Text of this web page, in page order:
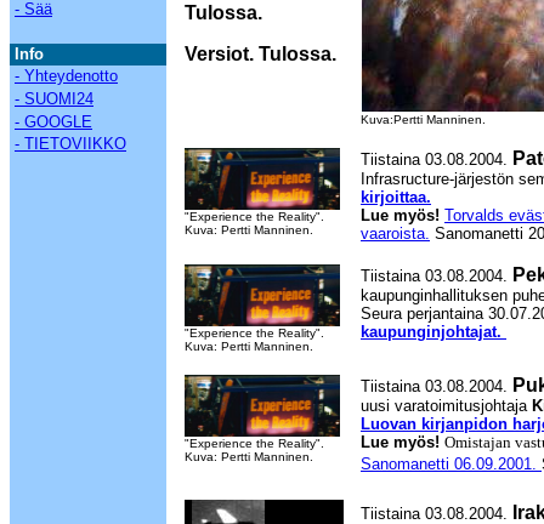
- Sää
Info
- Yhteydenotto
- SUOMI24
- GOOGLE
- TIETOVIIKKO
Tulossa.
Versiot. Tulossa.
Kuva:Pertti Manninen.
"Experience the Reality".
Kuva: Pertti Manninen.
Tiistaina 03.08.2004.
Infrasructure-järjestön
kirjoittaa.
Lue myös! Torvalds
vaaroista. Sanomanetti
"Experience the Reality".
Kuva: Pertti Manninen.
Tiistaina 03.08.2004.
kaupunginhallituksen
Seura perjantaina
kaupunginjohtajat.
"Experience the Reality".
Kuva: Pertti Manninen.
Tiistaina 03.08.2004.
uusi varatoimitusjohtaja
Luovan kirjanpidon
Lue myös! Omistajan
Sanomanetti 06.09.2001.
Tiistaina 03.08.2004.